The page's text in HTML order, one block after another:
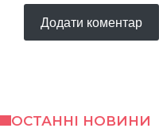
ОСТАННІ НОВИНИ